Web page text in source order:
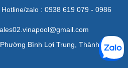
zalo : 0938 619 079 - 0986
Bình Lợi Trung, Thành phố